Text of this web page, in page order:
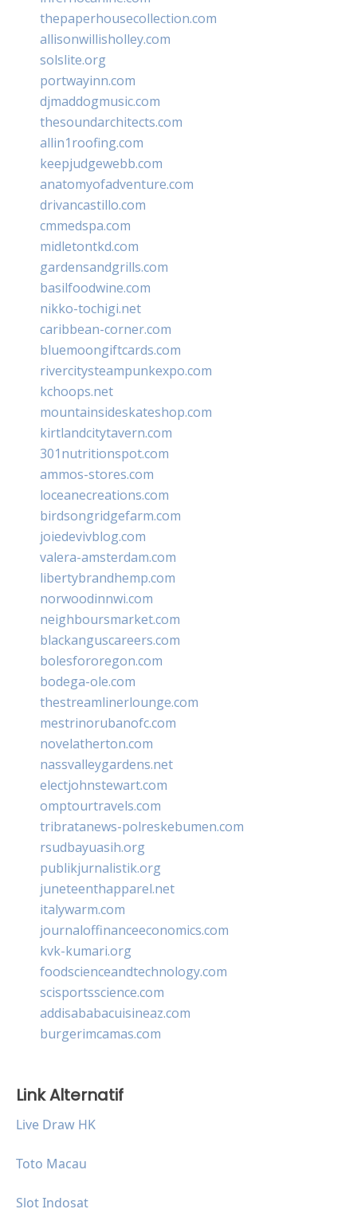
thepaperhousecollection.com
allisonwillisholley.com
solslite.org
portwayinn.com
djmaddogmusic.com
thesoundarchitects.com
allin1roofing.com
keepjudgewebb.com
anatomyofadventure.com
drivancastillo.com
cmmedspa.com
midletontkd.com
gardensandgrills.com
basilfoodwine.com
nikko-tochigi.net
caribbean-corner.com
bluemoongiftcards.com
rivercitysteampunkexpo.com
kchoops.net
mountainsideskateshop.com
kirtlandcitytavern.com
301nutritionspot.com
ammos-stores.com
loceanecreations.com
birdsongridgefarm.com
joiedevivblog.com
valera-amsterdam.com
libertybrandhemp.com
norwoodinnwi.com
neighboursmarket.com
blackanguscareers.com
bolesfororegon.com
bodega-ole.com
thestreamlinerlounge.com
mestrinorubanofc.com
novelatherton.com
nassvalleygardens.net
electjohnstewart.com
omptourtravels.com
tribratanews-polreskebumen.com
rsudbayuasih.org
publikjurnalistik.org
juneteenthapparel.net
italywarm.com
journaloffinanceeconomics.com
kvk-kumari.org
foodscienceandtechnology.com
scisportsscience.com
addisababacuisineaz.com
burgerimcamas.com
Link Alternatif
Live Draw HK
Toto Macau
Slot Indosat